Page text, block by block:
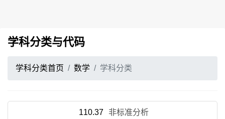
学科分类与代码
学科分类首页 数学 学科分类
110.37 非标准分析